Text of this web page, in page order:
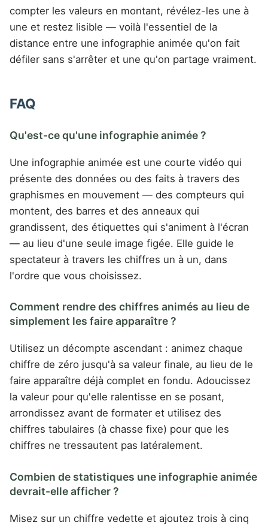
compter les valeurs en montant, révélez-les une à
une et restez lisible — voilà l'essentiel de la
distance entre une infographie animée qu'on fait
défiler sans s'arrêter et une qu'on partage vraiment.
FAQ
Qu'est-ce qu'une infographie animée ?
Une infographie animée est une courte vidéo qui
présente des données ou des faits à travers des
graphismes en mouvement — des compteurs qui
montent, des barres et des anneaux qui
grandissent, des étiquettes qui s'animent à l'écran
— au lieu d'une seule image figée. Elle guide le
spectateur à travers les chiffres un à un, dans
l'ordre que vous choisissez.
Comment rendre des chiffres animés au lieu de
simplement les faire apparaître ?
Utilisez un décompte ascendant : animez chaque
chiffre de zéro jusqu'à sa valeur finale, au lieu de le
faire apparaître déjà complet en fondu. Adoucissez
la valeur pour qu'elle ralentisse en se posant,
arrondissez avant de formater et utilisez des
chiffres tabulaires (à chasse fixe) pour que les
chiffres ne tressautent pas latéralement.
Combien de statistiques une infographie animée
devrait-elle afficher ?
Misez sur un chiffre vedette et ajoutez trois à cinq